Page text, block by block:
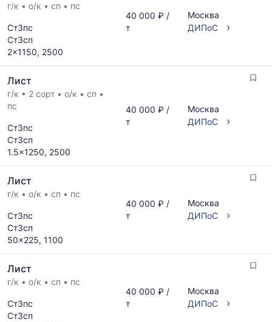
г/к • о/к • сп • пс
Ст3пс
Ст3сп
2x1150, 2500
40 000 ₽ /
т
Москва
ДИПоС
›
Лист
г/к • 2 сорт • о/к • сп •
пс
Ст3пс
Ст3сп
1.5x1250, 2500
40 000 ₽ /
т
Москва
ДИПоС
›
Лист
г/к • о/к • сп • пс
Ст3пс
Ст3сп
50x225, 1100
40 000 ₽ /
т
Москва
ДИПоС
›
Лист
г/к • о/к • сп • пс
Ст3пс
Ст3сп
40 000 ₽ /
т
Москва
ДИПоС
›